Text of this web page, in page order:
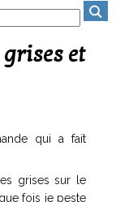
et
qui a fait
grises sur le
fois je peste